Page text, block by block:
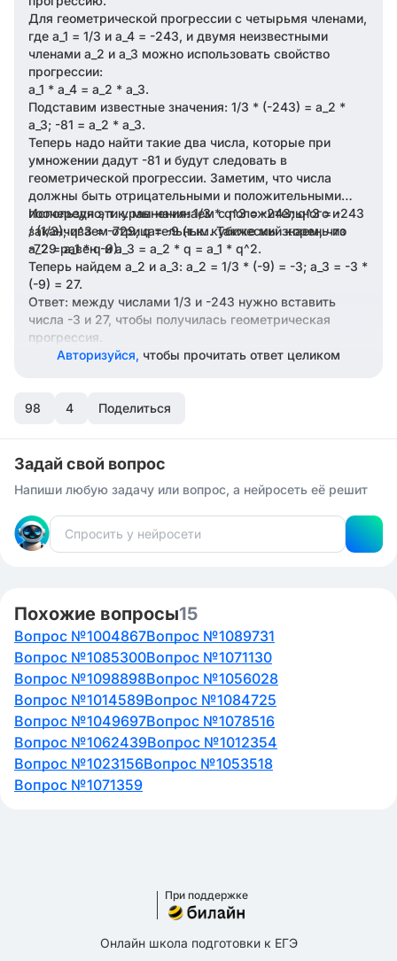
Для геометрической прогрессии с четырьмя членами,
где a_1 = 1/3 и a_4 = -243, и двумя неизвестными
членами a_2 и a_3 можно использовать свойство
прогрессии:
a_1 * a_4 = a_2 * a_3.
Подставим известные значения: 1/3 * (-243) = a_2 *
a_3; -81 = a_2 * a_3.
Теперь надо найти такие два числа, которые при
умножении дадут -81 и будут следовать в
геометрической прогрессии. Заметим, что числа
должны быть отрицательными и положительными
поочередно, т.к. мы начинаем с положительного и
заканчиваем отрицательным. Также мы знаем, что
a_2 = a_1 * q и a_3 = a_2 * q = a_1 * q^2.
Используя эти уравнения: 1/3 * q^3 = -243; q^3 = -243
/ (1/3); q^3 = -729; q = -9 (т.к. кубический корень из
-729 равен -9).
Теперь найдем a_2 и a_3: a_2 = 1/3 * (-9) = -3; a_3 = -3 *
(-9) = 27.
Ответ: между числами 1/3 и -243 нужно вставить
числа -3 и 27, чтобы получилась геометрическая
прогрессия.
Авторизуйся, чтобы прочитать ответ целиком
98 4 Поделиться
Задай свой вопрос
Напиши любую задачу или вопрос, а нейросеть её решит
Похожие вопросы15
Вопрос №1004867Вопрос №1089731
Вопрос №1085300Вопрос №1071130
Вопрос №1098898Вопрос №1056028
Вопрос №1014589Вопрос №1084725
Вопрос №1049697Вопрос №1078516
Вопрос №1062439Вопрос №1012354
Вопрос №1023156Вопрос №1053518
Вопрос №1071359
При поддержке
Онлайн школа подготовки к ЕГЭ